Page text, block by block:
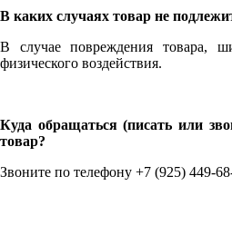
В каких случаях товар не
В случае повреждения товара,
физического воздействия.
Куда обращаться (писать или
товар?
Звоните по телефону +7 (925) 449-